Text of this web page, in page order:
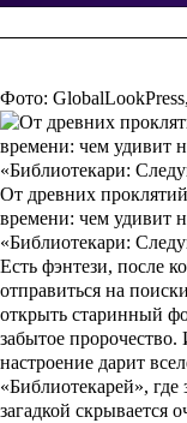
Фото:
От древних
времени: чем удивит
«Библиотекари:
Есть фэнтези, после
отправиться на
открыть старинный
забытое
настроение дарит
«Библиотекарей»,
загадкой скрывается